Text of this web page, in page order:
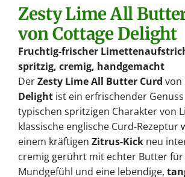
Zesty Lime All Butter Curd
von Cottage Delight
Fruchtig-frischer
spritzig, cremig, handgemacht
DerZesty Lime All Butter Curd von
Delight ist ein erfrischender
typischen spritzigen Charakter von
klassische englische Curd-Rezeptur
einem kräftigen Zitrus-Kick neu
cremig gerührt mit echter Butter für
Mundgefühl und eine lebendige,